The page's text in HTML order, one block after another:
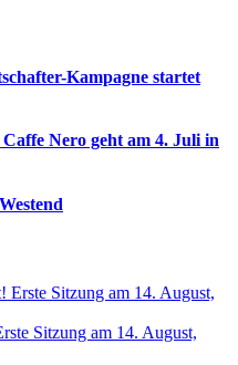
Kampagne startet
Nero geht am 4. Juli in
Sitzung am 14. August,